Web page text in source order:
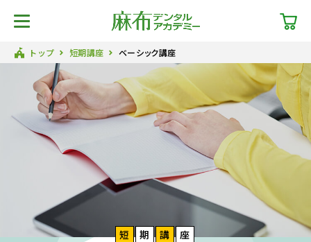
トップ 短期講座 ベーシック講座
短 期 講 座